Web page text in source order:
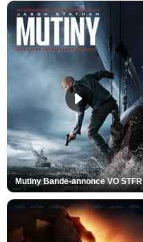
Mutiny Bande-annonce VO STFR